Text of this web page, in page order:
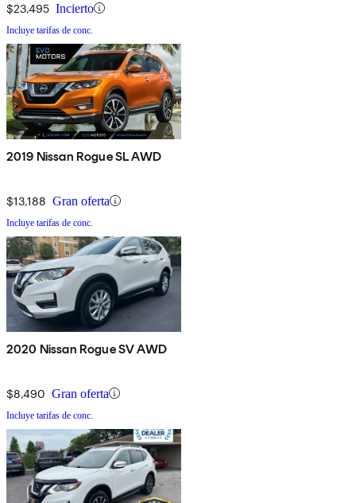
$23,495 Incierto
Incluye tarifas de conc.
2019 Nissan Rogue SL AWD
$13,188 Gran oferta
Incluye tarifas de conc.
2020 Nissan Rogue SV AWD
$8,490 Gran oferta
Incluye tarifas de conc.